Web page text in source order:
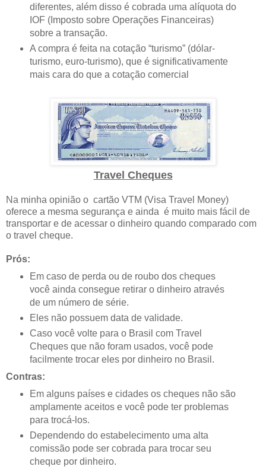
diferentes, além disso é cobrada uma alíquota do
IOF (Imposto sobre Operações Financeiras)
sobre a transação.
A compra é feita na cotação “turismo” (dólar-
turismo, euro-turismo), que é significativamente
mais cara do que a cotação comercial
Travel Cheques
Na minha opinião o cartão VTM (Visa Travel Money)
oferece a mesma segurança e ainda é muito mais fácil de
transportar e de acessar o dinheiro quando comparado com
o travel cheque.
Prós:
Em caso de perda ou de roubo dos cheques
você ainda consegue retirar o dinheiro através
de um número de série.
Eles não possuem data de validade.
Caso você volte para o Brasil com Travel
Cheques que não foram usados, você pode
facilmente trocar eles por dinheiro no Brasil.
Contras:
Em alguns países e cidades os cheques não são
amplamente aceitos e você pode ter problemas
para trocá-los.
Dependendo do estabelecimento uma alta
comissão pode ser cobrada para trocar seu
cheque por dinheiro.